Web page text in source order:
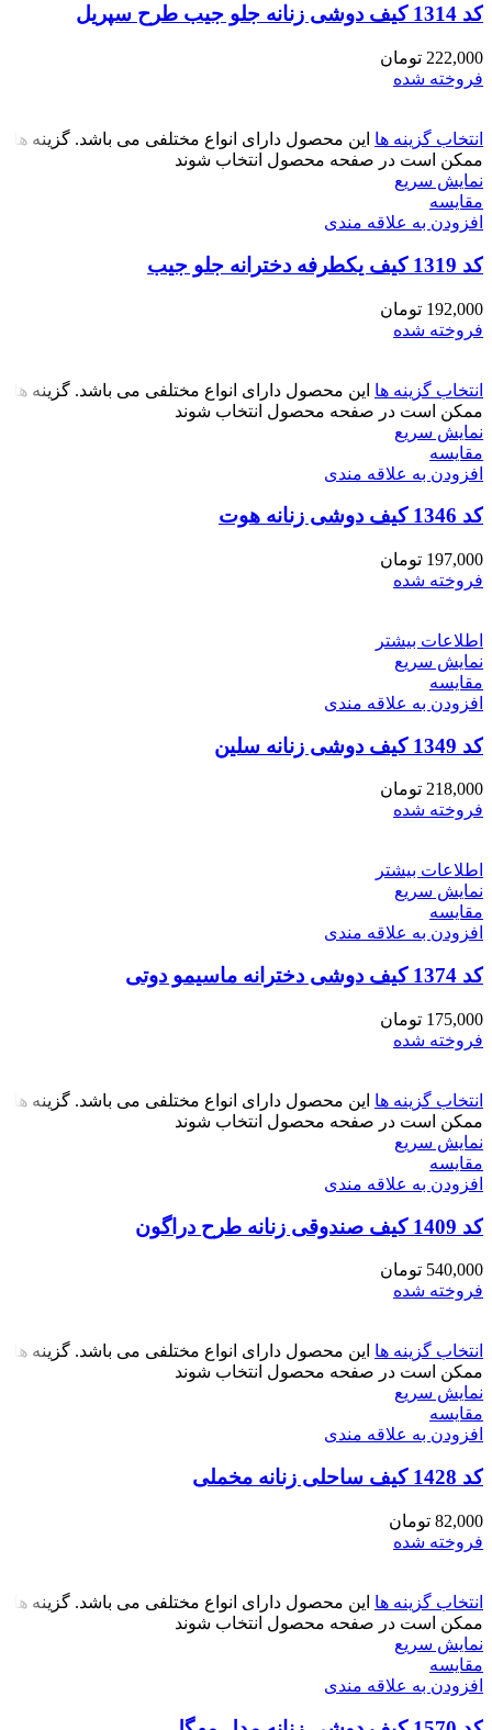
کد 1314 کیف دوشی زنانه جلو جیب طرح سپریل
222,000 تومان
فروخته شده
انتخاب گزینه ها این محصول دارای انواع مختلفی می باشد. گزینه ها
ممکن است در صفحه محصول انتخاب شوند
نمایش سریع
مقايسه
افزودن به علاقه مندی
کد 1319 کیف یکطرفه دخترانه جلو جیب
192,000 تومان
فروخته شده
انتخاب گزینه ها این محصول دارای انواع مختلفی می باشد. گزینه ها
ممکن است در صفحه محصول انتخاب شوند
نمایش سریع
مقايسه
افزودن به علاقه مندی
کد 1346 کیف دوشی زنانه هوت
197,000 تومان
فروخته شده
اطلاعات بیشتر
نمایش سریع
مقايسه
افزودن به علاقه مندی
کد 1349 کیف دوشی زنانه سلین
218,000 تومان
فروخته شده
اطلاعات بیشتر
نمایش سریع
مقايسه
افزودن به علاقه مندی
کد 1374 کیف دوشی دخترانه ماسیمو دوتی
175,000 تومان
فروخته شده
انتخاب گزینه ها این محصول دارای انواع مختلفی می باشد. گزینه ها
ممکن است در صفحه محصول انتخاب شوند
نمایش سریع
مقايسه
افزودن به علاقه مندی
کد 1409 کیف صندوقی زنانه طرح دراگون
540,000 تومان
فروخته شده
انتخاب گزینه ها این محصول دارای انواع مختلفی می باشد. گزینه ها
ممکن است در صفحه محصول انتخاب شوند
نمایش سریع
مقايسه
افزودن به علاقه مندی
کد 1428 کیف ساحلی زنانه مخملی
82,000 تومان
فروخته شده
انتخاب گزینه ها این محصول دارای انواع مختلفی می باشد. گزینه ها
ممکن است در صفحه محصول انتخاب شوند
نمایش سریع
مقايسه
افزودن به علاقه مندی